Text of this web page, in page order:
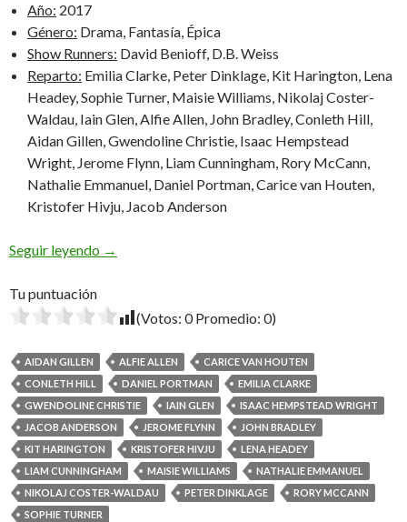
Año: 2017
Género: Drama, Fantasía, Épica
Show Runners: David Benioff, D.B. Weiss
Reparto: Emilia Clarke, Peter Dinklage, Kit Harington, Lena
Headey, Sophie Turner, Maisie Williams, Nikolaj Coster-
Waldau, Iain Glen, Alfie Allen, John Bradley, Conleth Hill,
Aidan Gillen, Gwendoline Christie, Isaac Hempstead
Wright, Jerome Flynn, Liam Cunningham, Rory McCann,
Nathalie Emmanuel, Daniel Portman, Carice van Houten,
Kristofer Hivju, Jacob Anderson
Seguir leyendo Game of Thrones: Séptima Temporada
→
Tu puntuación
(Votos: 0Promedio: 0)
AIDAN GILLEN ALFIE ALLEN
CARICE VAN HOUTEN
CONLETH HILL
DANIEL PORTMAN
EMILIA CLARKE
GWENDOLINE CHRISTIE
IAIN GLEN
ISAAC HEMPSTEAD WRIGHT
JACOB ANDERSON
JEROME FLYNN
JOHN BRADLEY
KIT HARINGTON
KRISTOFER HIVJU
LENA HEADEY
LIAM CUNNINGHAM
MAISIE WILLIAMS
NATHALIE EMMANUEL
NIKOLAJ COSTER-WALDAU
PETER DINKLAGE
RORY MCCANN
SOPHIE TURNER